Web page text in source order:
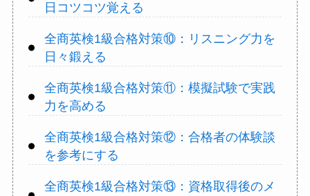
日コツコツ覚える
全商英検1級合格対策⑩：リスニング力を
日々鍛える
全商英検1級合格対策⑪：模擬試験で実践
力を高める
全商英検1級合格対策⑫：合格者の体験談
を参考にする
全商英検1級合格対策⑬：資格取得後のメ